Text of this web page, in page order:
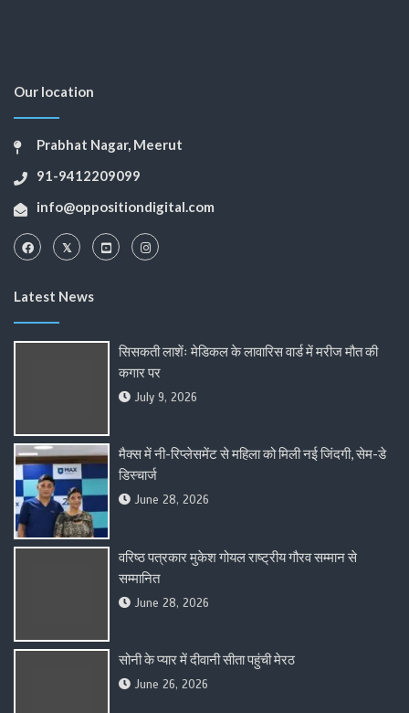
Our location
Prabhat Nagar, Meerut
91-9412209099
info@oppositiondigital.com
Latest News
सिसकती लाशेंः मेडिकल के लावारिस वार्ड में मरीज मौत की
कगार पर
July 9, 2026
मैक्स में नी-रिप्लेसमेंट से महिला को मिली नई जिंदगी, सेम-डे
डिस्चार्ज
June 28, 2026
वरिष्ठ पत्रकार मुकेश गोयल राष्ट्रीय गौरव सम्मान से
सम्मानित
June 28, 2026
सोनी के प्यार में दीवानी सीता पहुंची मेरठ
June 26, 2026